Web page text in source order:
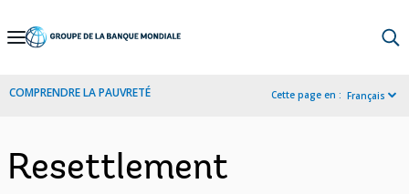
Skip
Navigation
COMPRENDRE LA PAUVRETÉ Cette page en : Français
Resettlement